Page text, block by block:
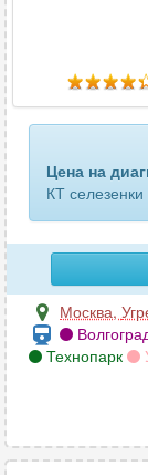
Цена на
КТ селезенки
Москва,
Технопарк